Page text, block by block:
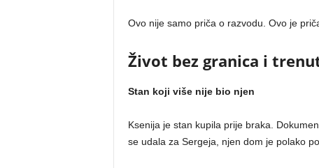
Ovo nije samo priča o razvodu. Ovo je
Život bez granica i
Stan koji više nije bio njen
Ksenija je stan kupila prije braka.
se udala za Sergeja, njen dom je polako